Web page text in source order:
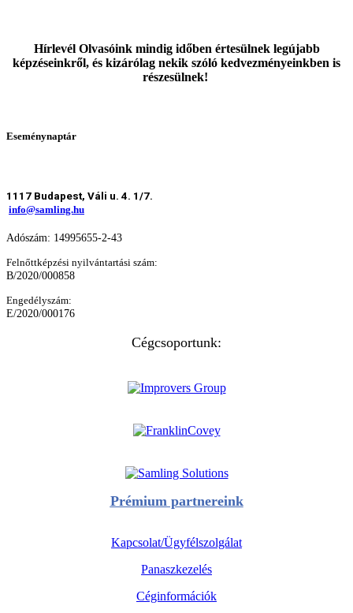
Hírlevél Olvasóink mindig időben értesülnek legújabb
képzéseinkről, és kizárólag nekik szóló kedvezményeinkben is
részesülnek!
Eseménynaptár
1117 Budapest, Váli u. 4. 1/7.
info@samling.hu
Adószám: 14995655-2-43
Felnőttképzési nyilvántartási szám:
B/2020/000858
Engedélyszám:
E/2020/000176
Cégcsoportunk:
Prémium partnereink
Kapcsolat/Ügyfélszolgálat
Panaszkezelés
Céginformációk